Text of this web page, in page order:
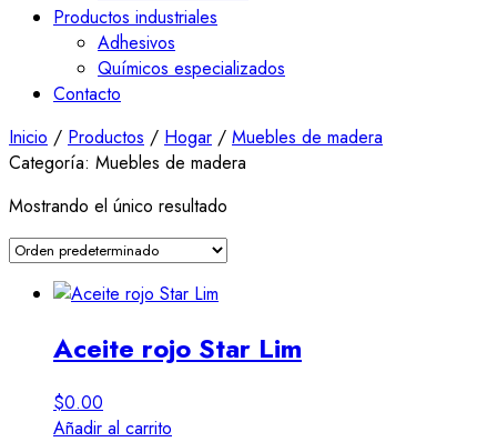
Productos industriales
Adhesivos
Químicos especializados
Contacto
Inicio / Productos / Hogar / Muebles de madera
Categoría: Muebles de madera
Mostrando el único resultado
Aceite rojo Star Lim
$0.00
Añadir al carrito